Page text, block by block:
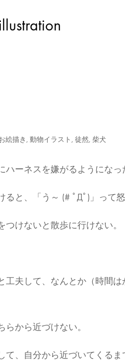
絵描き , 動物イラスト , 徒然, 柴犬
ハーネスを嫌がるようになっ
ると、「う～ (# ﾟДﾟ)」って怒
つけないと散歩に行けない。
工夫して、なんとか（時間
らから近づけない。
て、自分から近づいてくるま